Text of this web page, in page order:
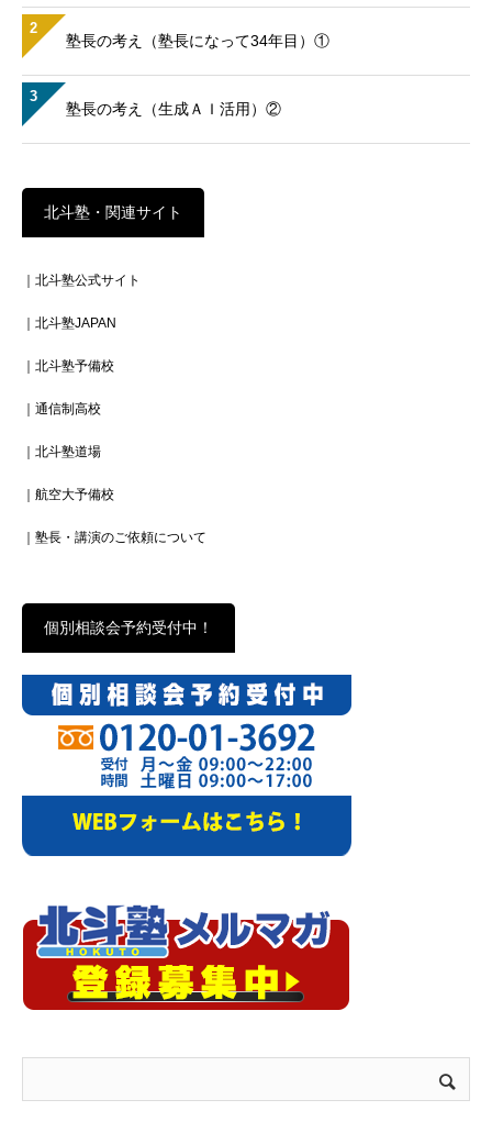
2
塾長の考え（塾長になって34年目）①
3
塾長の考え（生成ＡＩ活用）②
北斗塾・関連サイト
｜北斗塾公式サイト
｜北斗塾JAPAN
｜北斗塾予備校
｜通信制高校
｜北斗塾道場
｜航空大予備校
｜塾長・講演のご依頼について
個別相談会予約受付中！